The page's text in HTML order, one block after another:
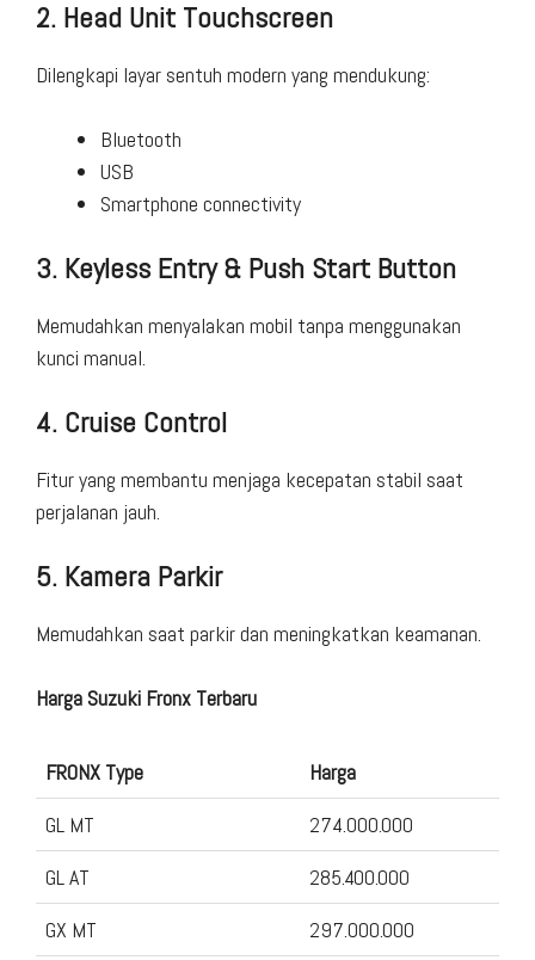
2. Head Unit Touchscreen
Dilengkapi layar sentuh modern yang mendukung:
Bluetooth
USB
Smartphone connectivity
3. Keyless Entry & Push Start Button
Memudahkan menyalakan mobil tanpa menggunakan
kunci manual.
4. Cruise Control
Fitur yang membantu menjaga kecepatan stabil saat
perjalanan jauh.
5. Kamera Parkir
Memudahkan saat parkir dan meningkatkan keamanan.
Harga Suzuki Fronx Terbaru
FRONX Type
Harga
GL MT
274.000.000
GL AT
285.400.000
GX MT
297.000.000